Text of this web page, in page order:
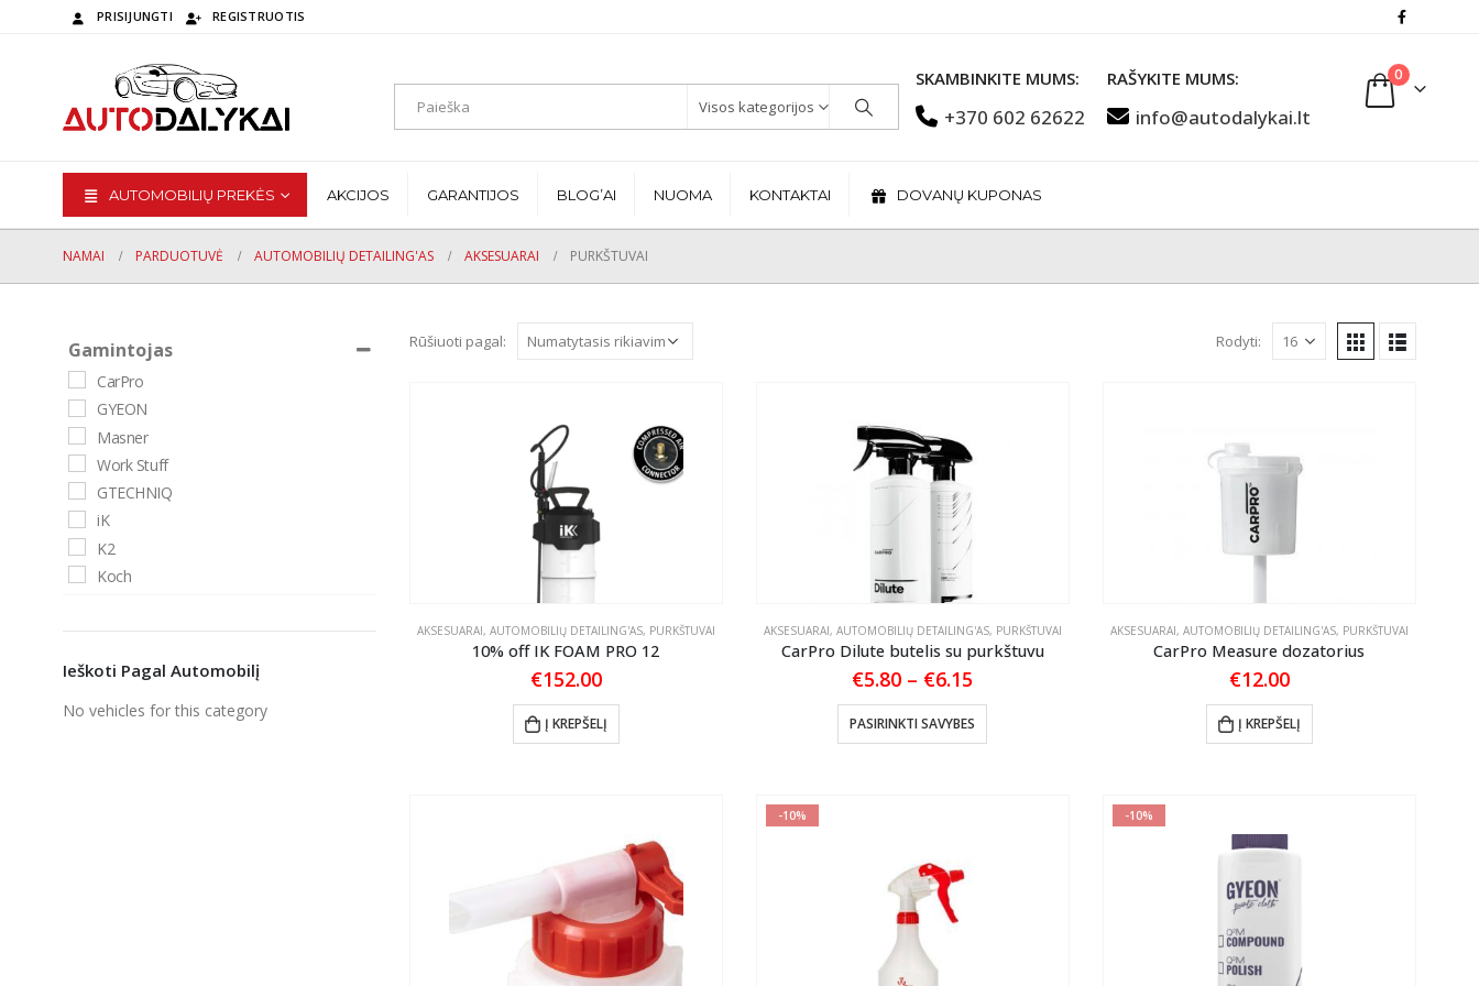
PRISIJUNGTI REGISTRUOTIS
Visos kategorijos
SKAMBINKITE MUMS:
+370 602 62622
RAŠYKITE MUMS:
info@autodalykai.lt
0
AUTOMOBILIŲ PREKĖS AKCIJOS GARANTIJOS BLOG’AI NUOMA KONTAKTAI DOVANŲ KUPONAS
NAMAI PARDUOTUVĖ AUTOMOBILIŲ DETAILING'AS AKSESUARAI PURKŠTUVAI
Rūšiuoti pagal: Rodyti:
AKSESUARAI, AUTOMOBILIŲ DETAILING'AS, PURKŠTUVAI
10% off IK FOAM PRO 12
€152.00
Į KREPŠELĮ
AKSESUARAI, AUTOMOBILIŲ DETAILING'AS, PURKŠTUVAI
CarPro Dilute butelis su purkštuvu
€5.80 – €6.15
range:
€5.80
through
PASIRINKTI SAVYBES
product
AKSESUARAI, AUTOMOBILIŲ DETAILING'AS, PURKŠTUVAI
CarPro Measure dozatorius
€12.00
Į KREPŠELĮ
-10% -10%
Gamintojas
CarPro
GYEON
Masner
Work Stuff
GTECHNIQ
iK
K2
Koch
Ieškoti Pagal Automobilį
No vehicles for this category